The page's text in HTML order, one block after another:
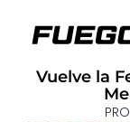
​Vuelve la